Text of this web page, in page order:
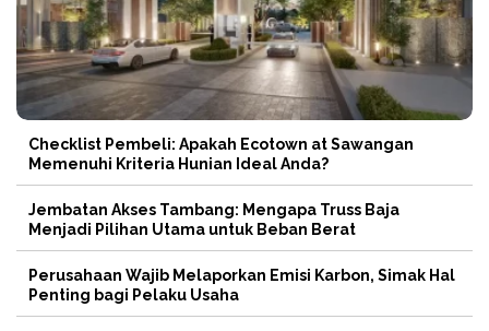
Checklist Pembeli: Apakah Ecotown at Sawangan
Memenuhi Kriteria Hunian Ideal Anda?
Jembatan Akses Tambang: Mengapa Truss Baja
Menjadi Pilihan Utama untuk Beban Berat
Perusahaan Wajib Melaporkan Emisi Karbon, Simak Hal
Penting bagi Pelaku Usaha